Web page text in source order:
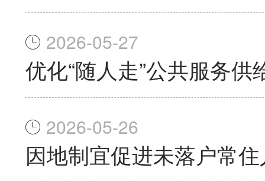
2026-05-27
优化“随人走”公共服务供
2026-05-26
因地制宜促进未落户常